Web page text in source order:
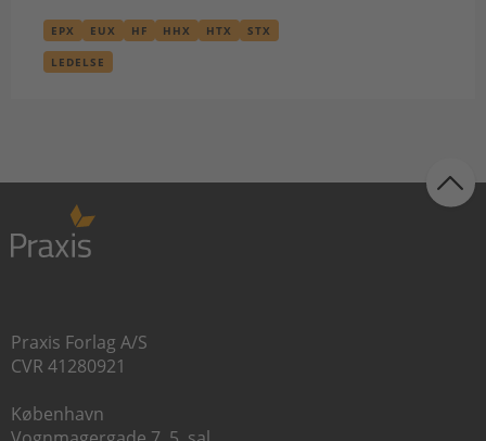
EPX EUX HF HHX HTX STX
LEDELSE
Praxis Forlag A/S
CVR 41280921
København